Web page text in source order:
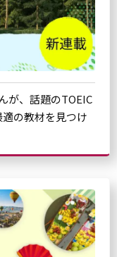
が、話題のTOEIC
の教材を見つけ